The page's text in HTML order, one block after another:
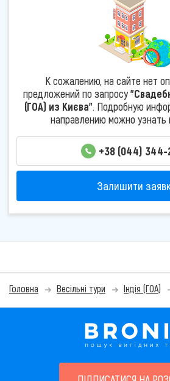
К сожалению, на сайте нет
предложений по запросу
(ГОА) из Києва". Подробную
направлению можно узнать
+38 (044) 344-
Залишити
Головна Весільні тури Індія (ГОА)